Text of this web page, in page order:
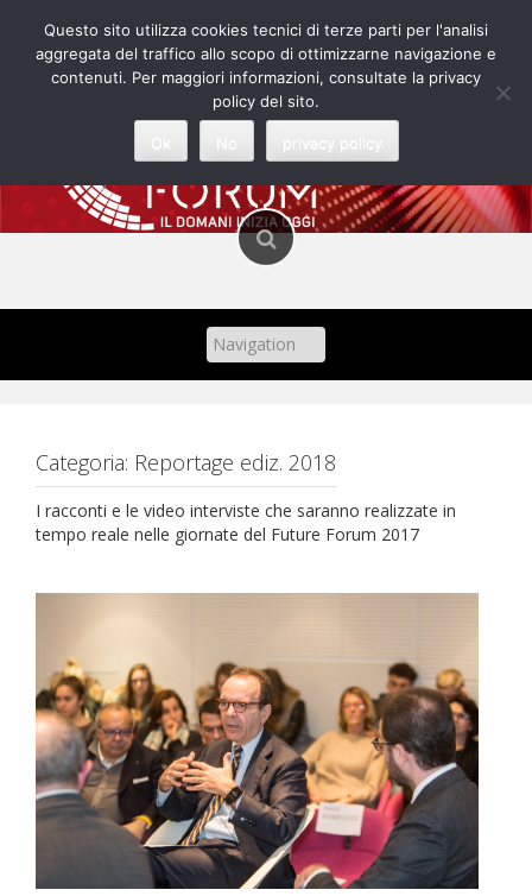
content
Categoria: Reportage ediz. 2018
I racconti e le video interviste che saranno realizzate in
tempo reale nelle giornate del Future Forum 2017
Questo sito utilizza cookies tecnici di terze parti per l'analisi
aggregata del traffico allo scopo di ottimizzarne navigazione e
contenuti. Per maggiori informazioni, consultate la privacy
policy del sito.